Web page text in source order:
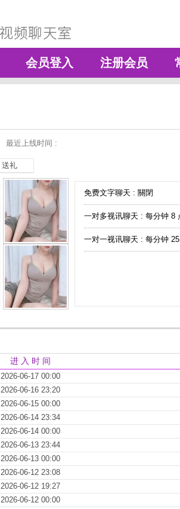
会员登入 注册会员
最近上线时间 :
送礼
免费文字聊天 : 關閉
一对多视讯聊天 : 每分钟 8
一对一视讯聊天 : 每分钟
进 入 时 间
2026-06-17 00:00
2026-06-16 23:20
2026-06-15 00:00
2026-06-14 23:34
2026-06-14 00:00
2026-06-13 23:44
2026-06-13 00:00
2026-06-12 23:08
2026-06-12 19:27
2026-06-12 00:00